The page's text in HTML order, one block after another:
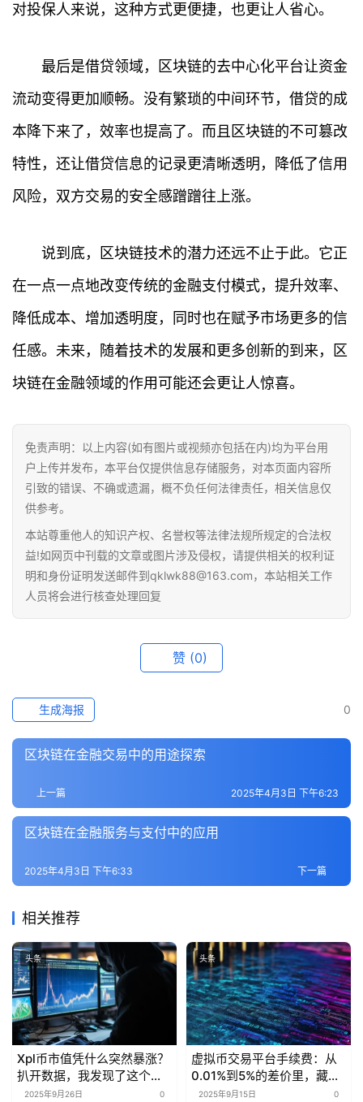
行
情
快
讯
题
百
科
对投保人来说，这种方式更便捷，也更让人省心。
最后是借贷领域，区块链的去中心化平台让资金
流动变得更加顺畅。没有繁琐的中间环节，借贷的成
本降下来了，效率也提高了。而且区块链的不可篡改
特性，还让借贷信息的记录更清晰透明，降低了信用
风险，双方交易的安全感蹭蹭往上涨。
说到底，区块链技术的潜力还远不止于此。它正
在一点一点地改变传统的金融支付模式，提升效率、
降低成本、增加透明度，同时也在赋予市场更多的信
任感。未来，随着技术的发展和更多创新的到来，区
块链在金融领域的作用可能还会更让人惊喜。
免责声明：以上内容(如有图片或视频亦包括在内)均为平台用
户上传并发布，本平台仅提供信息存储服务，对本页面内容所
引致的错误、不确或遗漏，概不负任何法律责任，相关信息仅
供参考。
本站尊重他人的知识产权、名誉权等法律法规所规定的合法权
益!如网页中刊载的文章或图片涉及侵权，请提供相关的权利证
明和身份证明发送邮件到qklwk88@163.com，本站相关工作
人员将会进行核查处理回复
赞 (0)
0
生成海报
区块链在金融交易中的用途探索
上一篇 2025年4月3日 下午6:23
区块链在金融服务与支付中的应用
下一篇
2025年4月3日 下午6:33
相关推荐
头条
Xpl币市值凭什么突然暴涨？
扒开数据，我发现了这个行
业秘密
2025年9月26日 0
头条
虚拟币交易平台手续费：从
0.01%到5%的差价里，藏着
多少被忽略的省钱密码？
2025年9月15日 0